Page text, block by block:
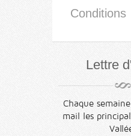
Conditions
Lettre
Chaque
mail les